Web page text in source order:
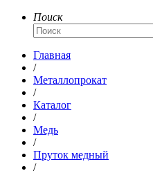
Поиск
Главная
/
Металлопрокат
/
Каталог
/
Медь
/
Пруток медный
/